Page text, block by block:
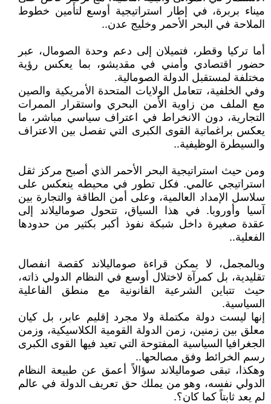
ميناء بربرة، في إطار استراتيجية أوسع لتأمين خطوط
الملاحة في البحر الأحمر وخليج عدن..
أما تركيا وقطر، فتميلان إلى دعم وحدة الصومال، عبر
حضور اقتصادي وأمني في مقديشو، بما يعكس رؤية
مختلفة لمستقبل الدولة الصومالية.
وفي الخلفية، تتعامل الولايات المتحدة الأمريكية والصين
مع الملف من زاوية الأمن البحري واستقرار الممرات
التجارية، دون الانخراط في اعتراف سياسي مباشر، ما
يعكس براغماتية القوى الكبرى التي تفصل بين الاعتراف
والسيطرة الوظيفية..
ومن حيث استراتيجية البحر الأحمر الذي أصبح مركز ثقل
استراتيجي عالمي. فكل تطور في محيطه ينعكس على
سلاسل الإمداد العالمية، وعلى أمن الطاقة والتجارة بين
آسيا وأوروبا. في هذا السياق، تتحول صوماليلاند إلى
عقدة صغيرة داخل شبكة نفوذ أكبر بكثير من حدودها
الفعلية..
وبالمجمل، لا يمكن قراءة صوماليلاند كقصة انفصال
تقليدية، بل كمرآة لاختلال أوسع في النظام الدولي ذاته،
حيث تتباين الشرعية القانونية مع منطق الفاعلية
السياسية.
إنها ليست دولة مكتملة ولا مجرد إقليم عابر، بل كيان
معلق بين زمنين، زمن الدولة القومية الكلاسيكية، وزمن
الجغرافيا السياسية المفتوحة التي تعيد فيها القوى الكبرى
رسم الخرائط وفق مصالحها..
وهكذا، تبقى صوماليلاند سؤالاً أعمق عن طبيعة النظام
الدولي نفسه، وهو من يملك حق تعريف الدولة في عالم
لم يعد ثابتاً كما كان؟.